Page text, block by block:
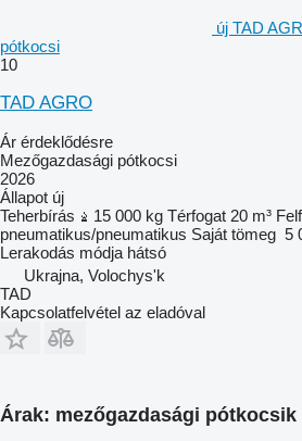
új TAD
pótkocsi
10
TAD AGRO
Ár érdeklődésre
Mezőgazdasági pótkocsi
2026
Állapot új
Teherbírás
15 000 kg Térfogat 20 m³
pneumatikus/pneumatikus Saját tömeg 5
Lerakodás módja hátsó
Ukrajna, Volochys'k
TAD
Kapcsolatfelvétel az eladóval
Árak: mezőgazdasági pótkocsik